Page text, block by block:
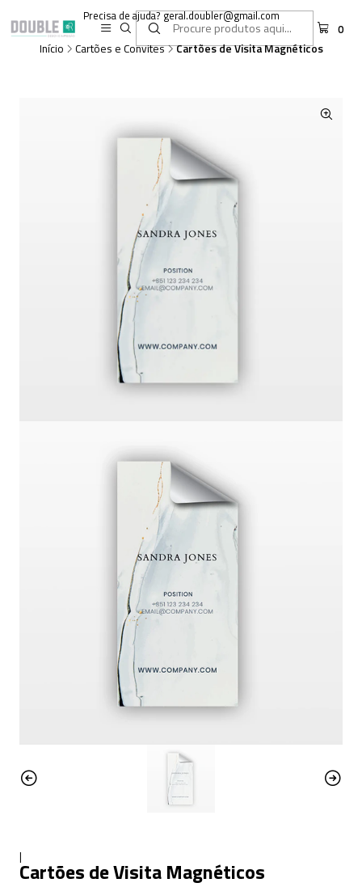
0
Precisa de ajuda? geral.doubler@gmail.com
Início Cartões e Convites Cartões de Visita Magnéticos
|
Cartões de Visita Magnéticos